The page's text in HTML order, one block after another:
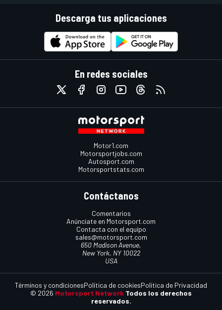
Descarga tus aplicaciones
En redes sociales
Motor1.com
Motorsportjobs.com
Autosport.com
Motorsportstats.com
Contáctanos
Comentarios
Anúnciate en Motorsport.com
Contacta con el equipo
sales@motorsport.com
650 Madison Avenue,
New York, NY 10022
USA
© 2026 Motorsport Network Todos los derechos
reservados.
Términos y condicionesPolítica de cookiesPolítica de Privacidad